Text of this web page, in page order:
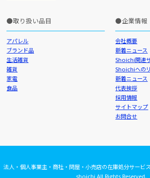
取り扱い品目
アパレル
ブランド品
生活雑貨
雑貨
家電
食品
企業情報
会社概要
新着ニュース
Shoichi関連
Shoichiへの
新着ニュース
代表挨拶
採用情報
サイトマップ
お問合せ
法人・個人事業主・商社・問屋・小売店の在庫処分サー
shoichi All Rights Reserved.